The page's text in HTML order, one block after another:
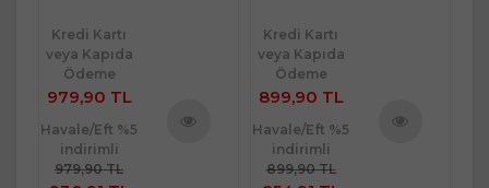
Kredi Kartı
veya Kapıda
Ödeme
979,90 TL
Havale/Eft %5
indirimli
979,90 TL
Kredi Kartı
veya Kapıda
Ödeme
899,90 TL
Havale/Eft %5
indirimli
899,90 TL